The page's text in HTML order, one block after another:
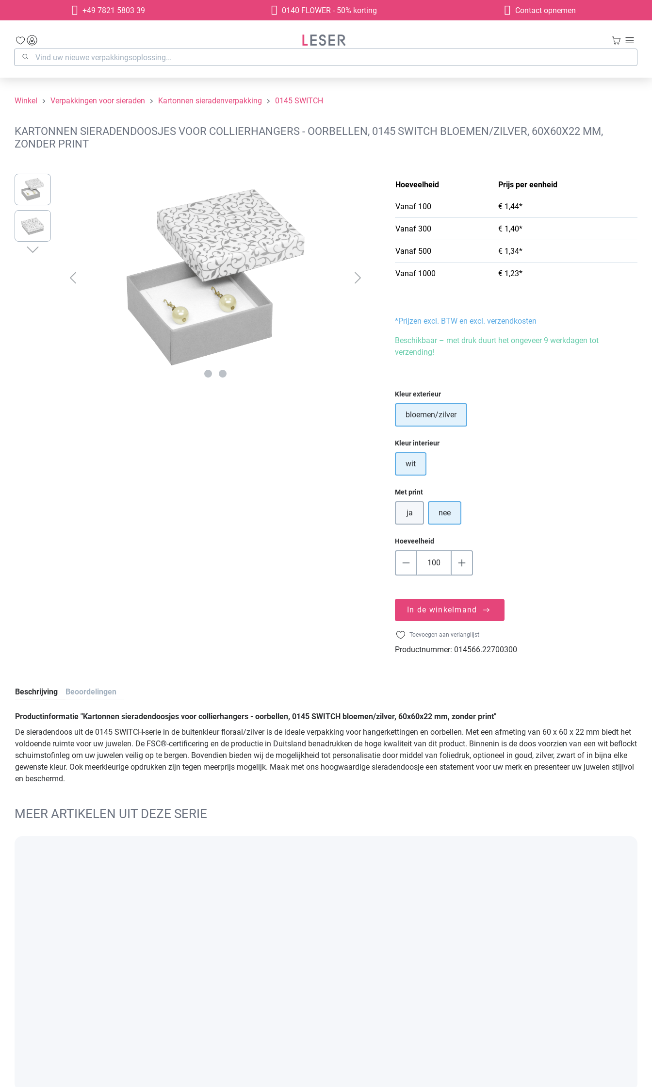
Ga naar de hoofdnavigatie
+49 7821 5803 39 0140 FLOWER - 50% korting Contact opnemen
Winkel Verpakkingen voor sieraden Kartonnen sieradenverpakking 0145 SWITCH
KARTONNEN SIERADENDOOSJES VOOR COLLIERHANGERS - OORBELLEN, 0145 SWITCH BLOEMEN/ZILVER, 60X60X22 MM,
ZONDER PRINT
Afbeeldingengalerij overslaan
Hoeveelheid Prijs per eenheid
Vanaf 100 € 1,44*
Vanaf 300 € 1,40*
Vanaf 500 € 1,34*
Vanaf 1000 € 1,23*
*Prijzen excl. BTW en excl. verzendkosten
Beschikbaar – met druk duurt het ongeveer 9 werkdagen tot
verzending!
Selecteer
Kleur exterieur
bloemen/zilver
Selecteer
Kleur interieur
wit
Selecteer
Met print
ja nee
Hoeveelheid
In de winkelmand
Toevoegen aan verlanglijst
Productnummer: 014566.22700300
Beschrijving Beoordelingen
Productinformatie "Kartonnen sieradendoosjes voor collierhangers - oorbellen, 0145 SWITCH bloemen/zilver, 60x60x22 mm, zonder print"
De sieradendoos uit de 0145 SWITCH-serie in de buitenkleur floraal/zilver is de ideale verpakking voor hangerkettingen en oorbellen. Met een afmeting van 60 x 60 x 22 mm biedt het
voldoende ruimte voor uw juwelen. De FSC®-certificering en de productie in Duitsland benadrukken de hoge kwaliteit van dit product. Binnenin is de doos voorzien van een wit beflockt
schuimstofinleg om uw juwelen veilig op te bergen. Bovendien bieden wij de mogelijkheid tot personalisatie door middel van foliedruk, optioneel in goud, zilver, zwart of in bijna elke
gewenste kleur. Ook meerkleurige opdrukken zijn tegen meerprijs mogelijk. Maak met ons hoogwaardige sieradendoosje een statement voor uw merk en presenteer uw juwelen stijlvol
en beschermd.
MEER ARTIKELEN UIT DEZE SERIE